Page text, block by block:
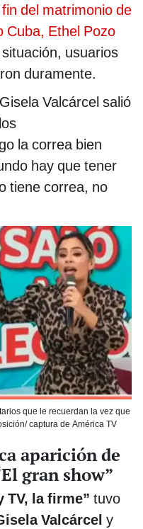
del matrimonio de
Cuba, Ethel Pozo
usuarios
duramente.
Valcárcel salió
la correa bien
hay que tener
tiene correa, no
que le recuerdan la vez que
captura de América TV
aparición de
gran show”
TV, la firme” tuvo
Valcárcel y